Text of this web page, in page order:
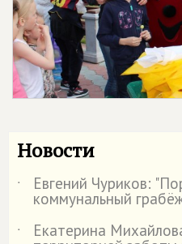
Новости
˙ Евгений Чуриков:
коммунальный
˙
Екатерина